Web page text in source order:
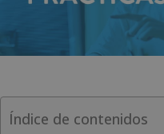
Índice de contenidos